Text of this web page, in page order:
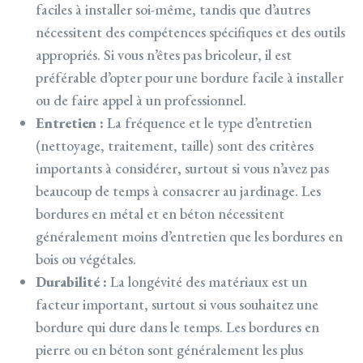
faciles à installer soi-même, tandis que d’autres
nécessitent des compétences spécifiques et des outils
appropriés. Si vous n’êtes pas bricoleur, il est
préférable d’opter pour une bordure facile à installer
ou de faire appel à un professionnel.
Entretien : La fréquence et le type d’entretien
(nettoyage, traitement, taille) sont des critères
importants à considérer, surtout si vous n’avez pas
beaucoup de temps à consacrer au jardinage. Les
bordures en métal et en béton nécessitent
généralement moins d’entretien que les bordures en
bois ou végétales.
Durabilité : La longévité des matériaux est un
facteur important, surtout si vous souhaitez une
bordure qui dure dans le temps. Les bordures en
pierre ou en béton sont généralement les plus